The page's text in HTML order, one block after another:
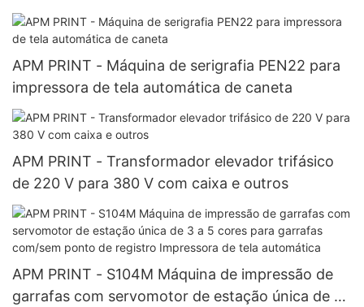
APM PRINT - Máquina de serigrafia PEN22 para
impressora de tela automática de caneta
APM PRINT - Transformador elevador trifásico
de 220 V para 380 V com caixa e outros
APM PRINT - S104M Máquina de impressão de
garrafas com servomotor de estação única de 3